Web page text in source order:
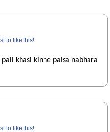
to like this!
khasi kinne paisa nabhara
to like this!